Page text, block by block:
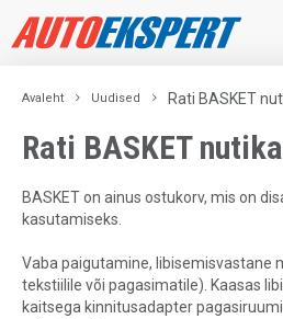
Avaleht Uudised Rati BASKET
Rati BASKET
BASKET on ainus ostukorv, mis on
kasutamiseks.
Vaba paigutamine, libisemisvastane
tekstiilile või pagasimatile). Kaasas
kaitsega kinnitusadapter